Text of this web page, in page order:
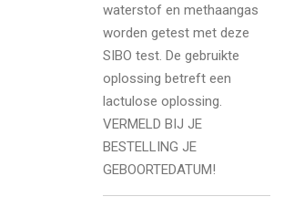
waterstof en methaangas
worden getest met deze
SIBO test. De gebruikte
oplossing betreft een
lactulose oplossing.
VERMELD BIJ JE
BESTELLING JE
GEBOORTEDATUM!